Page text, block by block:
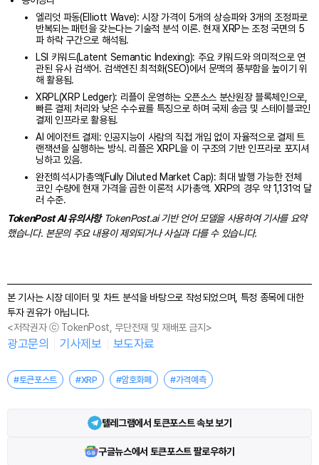
엘리엇 파동(Elliott Wave): 시장 가격이 5개의 상승파와 3개의 조정파로
반복되는 패턴을 갖는다는 기술적 분석 이론. 현재 XRP는 조정 국면의 5
파 하락 구간으로 해석됨.
LSI 키워드(Latent Semantic Indexing): 주요 키워드와 의미적으로 연
관된 유사 검색어. 검색엔진 최적화(SEO)에서 문맥의 풍부함을 높이기 위
해 활용됨.
XRPL(XRP Ledger): 리플이 운영하는 오픈소스 분산원장 블록체인으로,
빠른 결제 처리와 낮은 수수료를 특징으로 하며 국제 송금 및 스테이블코인
결제 인프라로 활용됨.
AI 에이전트 결제: 인공지능이 사람의 직접 개입 없이 자율적으로 결제 트
랜잭션을 실행하는 방식. 리플은 XRPL을 이 구조의 기반 인프라로 포지셔
닝하고 있음.
완전희석시가총액(Fully Diluted Market Cap): 최대 발행 가능한 전체
코인 수량에 현재 가격을 곱한 이론적 시가총액. XRP의 경우 약 1,131억 달
러 수준.
TokenPost AI 유의사항TokenPost.ai 기반 언어 모델을 사용하여 기사를 요약
했습니다. 본문의 주요 내용이 제외되거나 사실과 다를 수 있습니다.
본 기사는 시장 데이터 및 차트 분석을 바탕으로 작성되었으며, 특정 종목에 대한
투자 권유가 아닙니다.
<저작권자 ⓒ TokenPost, 무단전재 및 재배포 금지>
광고문의 기사제보 보도자료
#토큰포스트 #XRP #암호화폐 #가격예측
텔레그램에서 토큰포스트 속보 보기
구글뉴스에서 토큰포스트 팔로우하기